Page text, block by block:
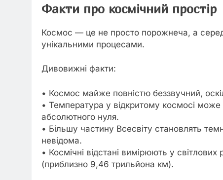
Факти про космічний простір
Космос — це не просто порожнеча, а
унікальними процесами.
Дивовижні факти:
• Космос майже повністю беззвучний,
• Температура у відкритому космосі
абсолютного нуля.
• Більшу частину Всесвіту становлять
невідома.
• Космічні відстані вимірюють у
(приблизно 9,46 трильйона км).